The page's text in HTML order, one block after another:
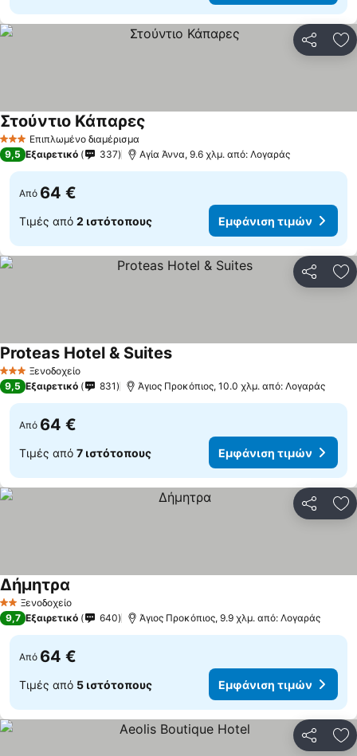
3 ΑστέριαΕπιπλωμένο διαμέρισμα
Στούντιο Κάπαρες
9,5 Εξαιρετικό 337 Αγία Άννα, 9.6 χλμ. από: Λογαράς
Από 64 €
Τιμές από 2 ιστότοπους Εμφάνιση τιμών
3 ΑστέριαΞενοδοχείο
Proteas Hotel & Suites
9,5 Εξαιρετικό 831 Άγιος Προκόπιος, 10.0 χλμ. από: Λογαράς
Από 64 €
Τιμές από 7 ιστότοπους Εμφάνιση τιμών
2 ΑστέριαΞενοδοχείο
Δήμητρα
9,7 Εξαιρετικό 640 Άγιος Προκόπιος, 9.9 χλμ. από: Λογαράς
Από 64 €
Τιμές από 5 ιστότοπους Εμφάνιση τιμών